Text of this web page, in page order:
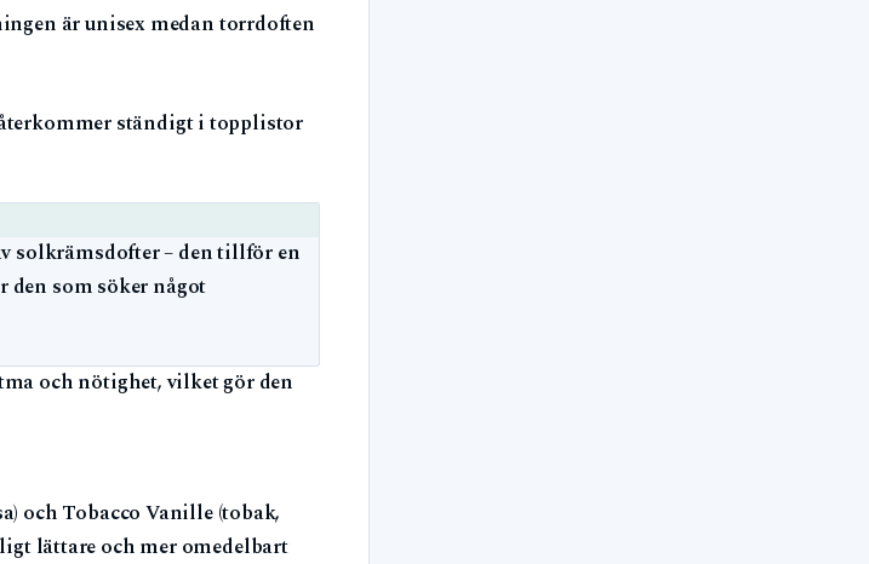
är unisex medan torrdoften
ständigt i topplistor
solkrämsdofter – den tillför en
som söker något
och nötighet, vilket gör den
och Tobacco Vanille (tobak,
lättare och mer omedelbart